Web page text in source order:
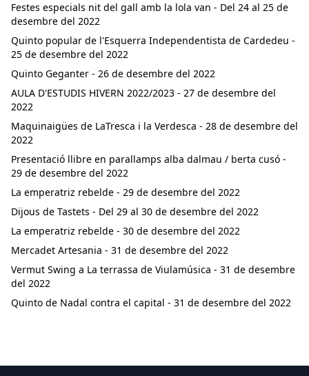
Festes especials nit del gall amb la lola van - Del 24 al 25 de
desembre del 2022
Quinto popular de l'Esquerra Independentista de Cardedeu -
25 de desembre del 2022
Quinto Geganter - 26 de desembre del 2022
AULA D'ESTUDIS HIVERN 2022/2023 - 27 de desembre del
2022
Maquinaigües de LaTresca i la Verdesca - 28 de desembre del
2022
Presentació llibre en parallamps alba dalmau / berta cusó -
29 de desembre del 2022
La emperatriz rebelde - 29 de desembre del 2022
Dijous de Tastets - Del 29 al 30 de desembre del 2022
La emperatriz rebelde - 30 de desembre del 2022
Mercadet Artesania - 31 de desembre del 2022
Vermut Swing a La terrassa de Viulamúsica - 31 de desembre
del 2022
Quinto de Nadal contra el capital - 31 de desembre del 2022